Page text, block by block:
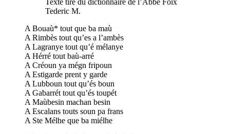
Texte tiré du dictionnaire de l’Abbé Foix
Tederic M.
A Bouaù* tout que ba maù
A Rimbès tout qu’es a l’ambès
A Lagranye tout qu’é mélanye
A Hérré tout baù-arré
A Créoun ya mégn fripoun
A Estigarde prent y garde
A Lubboun tout qu’és boun
A Gabarrét tout qu’és toupét
A Maùbesin machan besin
A Escalans touts soun pa frans
A Ste Mélhe que ba miélhe